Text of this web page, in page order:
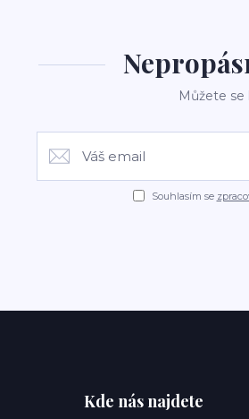
Můžete se
Souhlasím se
Kde nás najdete